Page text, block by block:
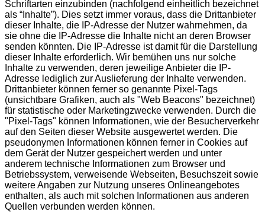
Schriftarten einzubinden (nachfolgend einheitlich bezeichnet
als “Inhalte”). Dies setzt immer voraus, dass die Drittanbieter
dieser Inhalte, die IP-Adresse der Nutzer wahrnehmen, da
sie ohne die IP-Adresse die Inhalte nicht an deren Browser
senden könnten. Die IP-Adresse ist damit für die Darstellung
dieser Inhalte erforderlich. Wir bemühen uns nur solche
Inhalte zu verwenden, deren jeweilige Anbieter die IP-
Adresse lediglich zur Auslieferung der Inhalte verwenden.
Drittanbieter können ferner so genannte Pixel-Tags
(unsichtbare Grafiken, auch als "Web Beacons" bezeichnet)
für statistische oder Marketingzwecke verwenden. Durch die
"Pixel-Tags" können Informationen, wie der Besucherverkehr
auf den Seiten dieser Website ausgewertet werden. Die
pseudonymen Informationen können ferner in Cookies auf
dem Gerät der Nutzer gespeichert werden und unter
anderem technische Informationen zum Browser und
Betriebssystem, verweisende Webseiten, Besuchszeit sowie
weitere Angaben zur Nutzung unseres Onlineangebotes
enthalten, als auch mit solchen Informationen aus anderen
Quellen verbunden werden können.